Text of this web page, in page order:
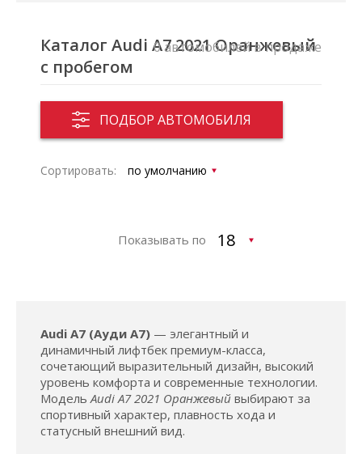
Каталог Audi A7 2021 Оранжевый
с пробегом
ПОДБОР АВТОМОБИЛЯ
0 автомобилей в продаже
Сортировать:
Показывать по
Audi A7 (Ауди А7) — элегантный и
динамичный лифтбек премиум-класса,
сочетающий выразительный дизайн, высокий
уровень комфорта и современные технологии.
МодельAudi A7 2021 Оранжевый выбирают за
спортивный характер, плавность хода и
статусный внешний вид.